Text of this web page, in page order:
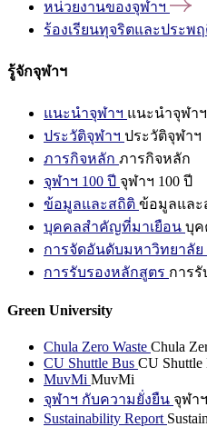
หน่วยงานของจุฬาฯ
ร้องเรียนทุจริตและประพ
รู้จักจุฬาฯ
แนะนำจุฬาฯ แนะนำจุฬาฯ
ประวัติจุฬาฯ ประวัติจุฬาฯ
ภารกิจหลัก ภารกิจหลัก
จุฬาฯ 100 ปี จุฬาฯ 100 ปี
ข้อมูลและสถิติ ข้อมูลและ
บุคคลสำคัญที่มาเยือน บุค
การจัดอันดับมหาวิทยาลัย
การรับรองหลักสูตร การ
Green University
Chula Zero Waste Chula
CU Shuttle Bus CU Shuttle
MuvMi MuvMi
จุฬาฯ กับความยั่งยืน จุฬา
Sustainability Report